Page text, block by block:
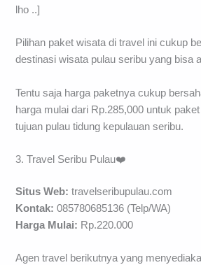
lho ..]
Pilihan paket wisata di travel ini cukup
destinasi wisata pulau seribu yang bisa
Tentu saja harga paketnya cukup
harga mulai dari Rp.285,000 untuk
tujuan pulau tidung kepulauan seribu.
3. Travel Seribu Pulau❤️
Situs Web: travelseribupulau.com
Kontak: 085780685136 (Telp/WA)
Harga Mulai: Rp.220.000
Agen travel berikutnya yang